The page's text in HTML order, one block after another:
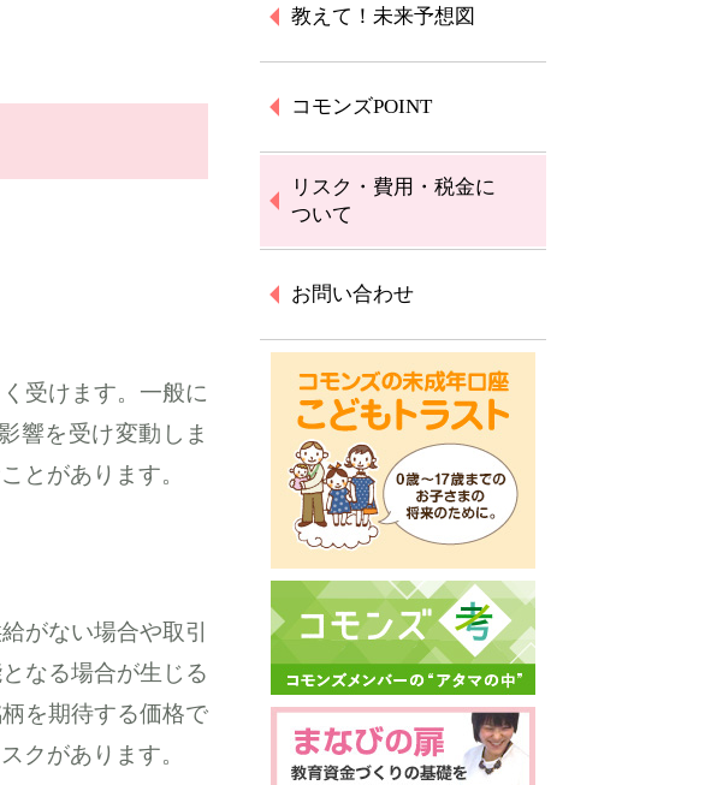
受けます。一般に
響を受け変動しま
とがあります。
がない場合や取引
なる場合が生じる
を期待する価格で
クがあります。
教えて！未来予想図
コモンズPOINT
リスク・費用・税金に
ついて
お問い合わせ